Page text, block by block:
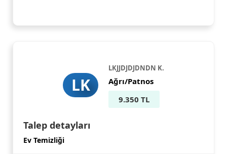
LK
LKJJDJDJDNDN K.
Ağrı/Patnos
9.350 TL
Talep detayları
Ev Temizliği